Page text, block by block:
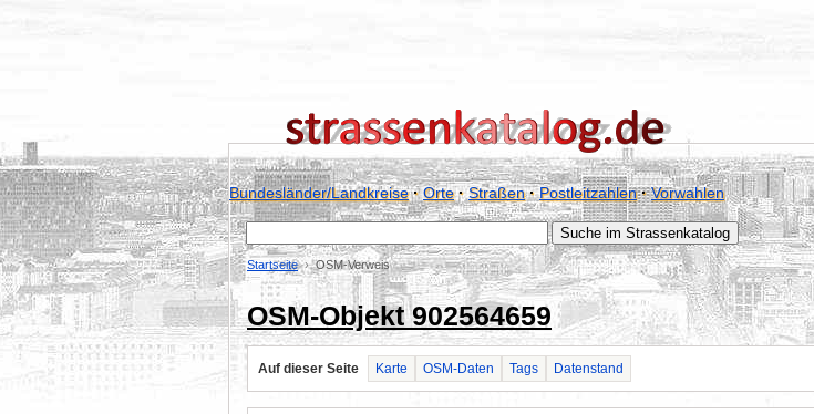
Bundesländer/Landkreise·Orte·Straßen·Postleitzahlen·Vorwahlen
Startseite OSM-Verweis
OSM-Objekt 902564659
Auf dieser Seite Karte OSM-Daten Tags Datenstand